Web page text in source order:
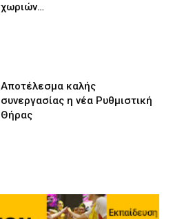
χωριών…
Αποτέλεσμα καλής
συνεργασίας η νέα Ρυθμιστική
Θήρας